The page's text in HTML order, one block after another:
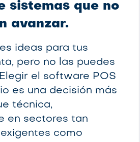
sistemas que no
avanzar.
ideas para tus
pero no las puedes
el software POS
es una decisión más
técnica,
en sectores tan
como